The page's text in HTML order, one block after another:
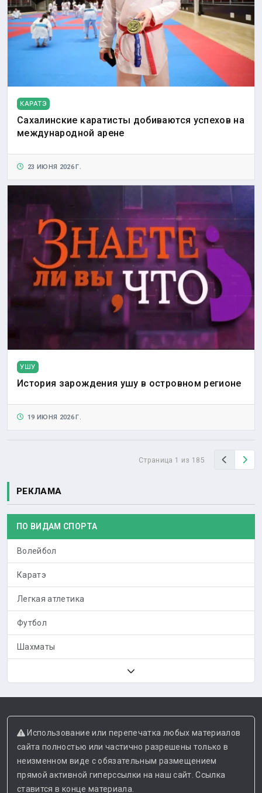
КАРАТЭ
Сахалинские каратисты добиваются успехов на
международной арене
23 ИЮНЯ 2026 Г.
УШУ
История зарождения ушу в островном регионе
19 ИЮНЯ 2026 Г.
Страница 1 из 185 Назад
РЕКЛАМА
ПО ВИДАМ СПОРТА
Волейбол
Каратэ
Легкая атлетика
Футбол
Шахматы
Использование или перепечатка любых материалов
сайта полностью или частично разрешены только в
неизменном виде с обязательным размещением
прямой активной гиперссылки на наш сайт. Ссылка
ставится в конце материала.